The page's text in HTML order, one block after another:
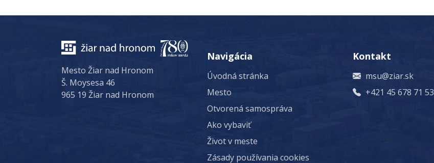
Mesto Žiar nad Hronom
Š. Moysesa 46
965 19 Žiar nad Hronom
Navigácia
Úvodná stránka
Mesto
Otvorená samospráva
Ako vybaviť
Život v meste
Zásady používania cookies
Kontakt
msu@ziar.sk
+421 45 678 71 53